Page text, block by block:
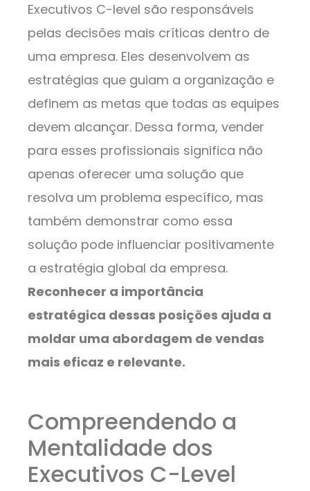
Executivos C-level são responsáveis
pelas decisões mais críticas dentro de
uma empresa. Eles desenvolvem as
estratégias que guiam a organização e
definem as metas que todas as equipes
devem alcançar. Dessa forma, vender
para esses profissionais significa não
apenas oferecer uma solução que
resolva um problema específico, mas
também demonstrar como essa
solução pode influenciar positivamente
a estratégia global da empresa.
Reconhecer a importância
estratégica dessas posições ajuda a
moldar uma abordagem de vendas
mais eficaz e relevante.
Compreendendo a
Mentalidade dos
Executivos C-Level